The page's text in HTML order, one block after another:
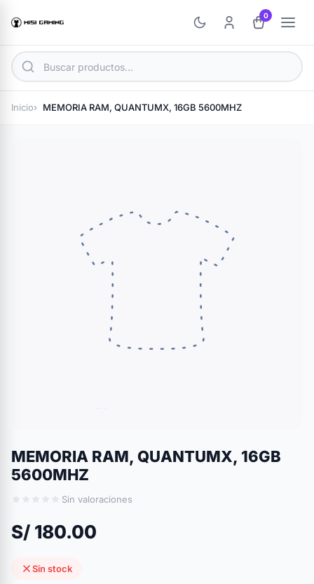
0
Inicio MEMORIA RAM, QUANTUMX, 16GB 5600MHZ
MEMORIA RAM, QUANTUMX, 16GB
5600MHZ
Sin valoraciones
S/ 180.00
Sin stock